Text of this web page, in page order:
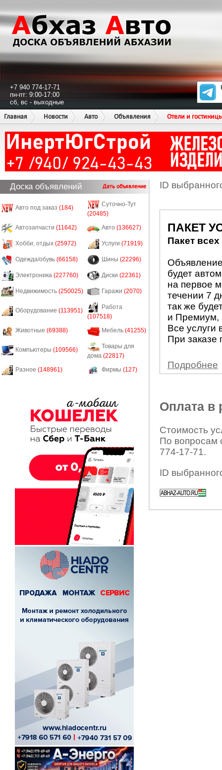
+7 940 774-17-71
пн-пт: 9:00-17:00
сб, вс - выходные
Главная
Новости Авто Объявления Отели и
Доска объявлений Дать объявление
Авто под заказ (184)
Суточно-Тут
(20485)
Автозапчасти (11642) Авто (136627)
Хобби, отдых (25972) Услуги (71919)
Одежда/обувь (66158) Шины (22296)
Электроника (227760) Диски (22361)
Недвижимость (250025) Гаражи (2070)
Оборудование (113951)
Работа
(107518)
Животные (69388) Мебель (41255)
Компьютеры (109566)
Товары для
дома (22817)
Разное (148961) Фирмы (127)
ID
ПАКЕТ
Пакет
будет
на первое
течении 7
так же
и Премиум,
Все услуги
При заказе
Подробнее
Оплата в
Стоимость
По вопросам
774-17-71.
ID